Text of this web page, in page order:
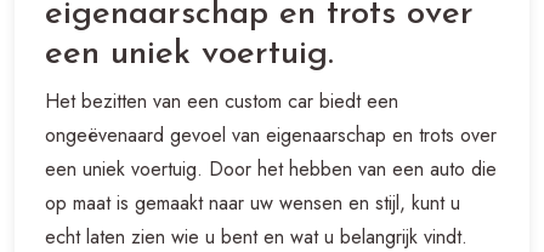
eigenaarschap en trots over
een uniek voertuig.
Het bezitten van een custom car biedt een
ongeëvenaard gevoel van eigenaarschap en trots over
een uniek voertuig. Door het hebben van een auto die
op maat is gemaakt naar uw wensen en stijl, kunt u
echt laten zien wie u bent en wat u belangrijk vindt.